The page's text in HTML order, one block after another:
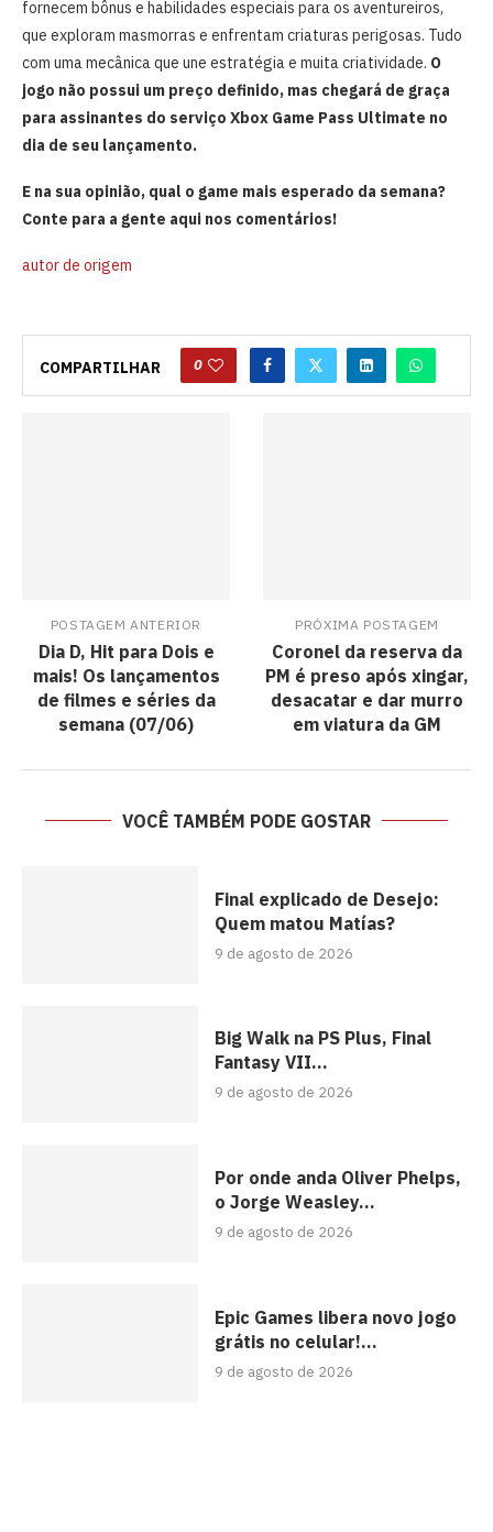
fornecem bônus e habilidades especiais para os aventureiros,
que exploram masmorras e enfrentam criaturas perigosas. Tudo
com uma mecânica que une estratégia e muita criatividade. O
jogo não possui um preço definido, mas chegará de graça
para assinantes do serviço Xbox Game Pass Ultimate no
dia de seu lançamento.
E na sua opinião, qual o game mais esperado da semana?
Conte para a gente aqui nos comentários!
autor de origem
COMPARTILHAR 0
POSTAGEM ANTERIOR
Dia D, Hit para Dois e
mais! Os lançamentos
de filmes e séries da
semana (07/06)
PRÓXIMA POSTAGEM
Coronel da reserva da
PM é preso após xingar,
desacatar e dar murro
em viatura da GM
VOCÊ TAMBÉM PODE GOSTAR
Final explicado de Desejo:
Quem matou Matías?
9 de agosto de 2026
Big Walk na PS Plus, Final
Fantasy VII...
9 de agosto de 2026
Por onde anda Oliver Phelps,
o Jorge Weasley...
9 de agosto de 2026
Epic Games libera novo jogo
grátis no celular!...
9 de agosto de 2026